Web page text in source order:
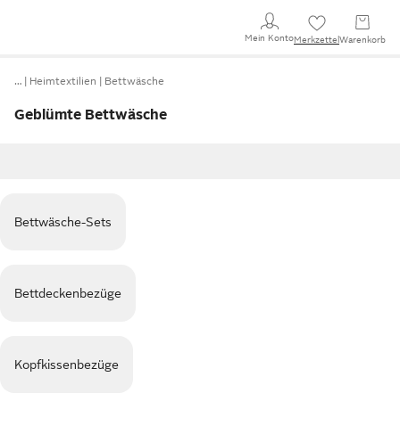
Mein KontoMerkzettel Warenkorb
… Heimtextilien Bettwäsche
Geblümte Bettwäsche
Bettwäsche-Sets
Bettdeckenbezüge
Kopfkissenbezüge